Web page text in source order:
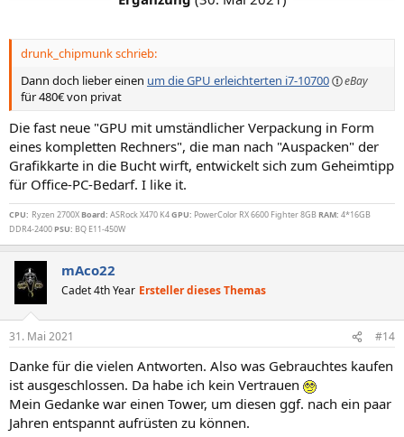
drunk_chipmunk schrieb:
Dann doch lieber einen um die GPU erleichterten i7-10700
für 480€ von privat
Die fast neue "GPU mit umständlicher Verpackung in Form
eines kompletten Rechners", die man nach "Auspacken" der
Grafikkarte in die Bucht wirft, entwickelt sich zum Geheimtipp
für Office-PC-Bedarf. I like it.
CPU: Ryzen 2700X Board: ASRock X470 K4GPU: PowerColor RX 6600 Fighter 8GB RAM: 4*16GB
DDR4-2400 PSU: BQ E11-450W
mAco22
Cadet 4th Year Ersteller dieses Themas
31. Mai 2021 #14
Danke für die vielen Antworten. Also was Gebrauchtes kaufen
ist ausgeschlossen. Da habe ich kein Vertrauen
Mein Gedanke war einen Tower, um diesen ggf. nach ein paar
Jahren entspannt aufrüsten zu können.